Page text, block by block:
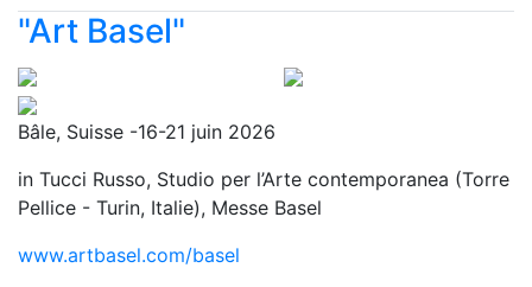
"Art Basel"
Bâle, Suisse -16-21 juin 2026
in Tucci Russo, Studio per l’Arte contemporanea (Torre
Pellice - Turin, Italie), Messe Basel
www.artbasel.com/basel